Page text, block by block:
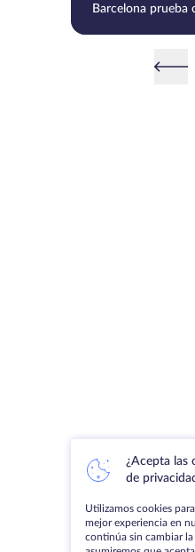
Barcelona prueba
¿Acepta las
de
Utilizamos cookies
mejor experiencia en
continúa sin cambiar